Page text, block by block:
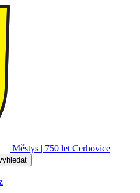
Městys | 750 let Cerhovice